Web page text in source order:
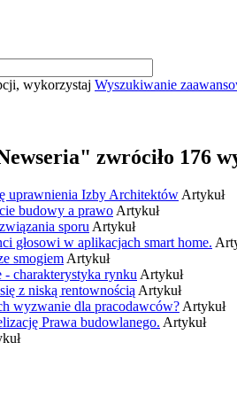
wykorzystaj Wyszukiwanie
zwróciło 176
uprawnienia Izby Architektów Artykuł
budowy a prawo Artykuł
sporu Artykuł
głosowi w aplikacjach smart home.
smogiem Artykuł
charakterystyka rynku Artykuł
z niską rentownością Artykuł
wyzwanie dla pracodawców? Artykuł
Prawa budowlanego. Artykuł